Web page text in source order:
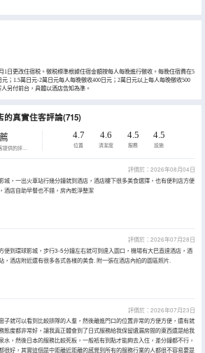
1日更改住宿税。徵税標準根據住宿金額按每人每晚進行徵收。每晚住宿費在5
；1.5萬日元-2萬日元每人每晚徵收400日元；2萬日元以上每人每晚徵收500
另付前台，具體以酒店告知為準。
真實住客評論(715)
永安旅遊評價由真實酒店住客提供的評價。
4.7
位置
4.6
清潔度
4.5
服務
4.5
設施
評價於：2026年08月04日
城，一出火車站行幾分鐘就到酒店，酒店樓下很多美食選擇，也有便利店方便
酒店自助早餐也不錯，房內乾淨整潔
評價於：2026年07月28日
便到環球影城，步行3-5分鐘左右就可到達入園口，機場有大巴直達酒店，酒
，酒店附近還有很多各式各樣的美食. 附一張在酒店內拍的園區照片.
評價於：2026年07月23日
子就可以看到比較排隊的人羣，然後離進門口的位置非常的方便方便，還有就
態度都非常好，讓我真正體會到了日式服務給我保留遺漏房間的東西還是給我
水，然後日本的服務比較死板，一般衹有到點才能夠去入住，差分鐘都不行，
很好，其實這個是中距離近距離的感覺到所有的服務行業的人都很不容易要是